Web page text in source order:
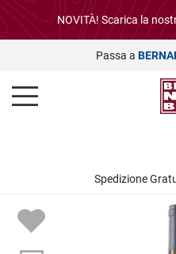
NOVITÀ! Scarica la
Passa a
Spedizione